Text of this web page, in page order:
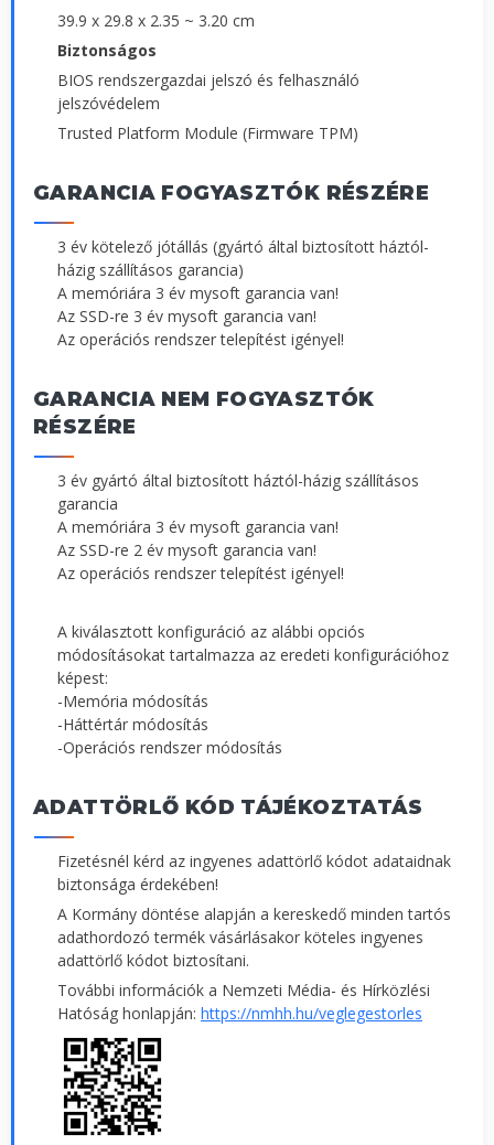
39.9 x 29.8 x 2.35 ~ 3.20 cm
Biztonságos
BIOS rendszergazdai jelszó és felhasználó
jelszóvédelem
Trusted Platform Module (Firmware TPM)
GARANCIA FOGYASZTÓK RÉSZÉRE
3 év kötelező jótállás (gyártó által biztosított háztól-
házig szállításos garancia)
A memóriára 3 év mysoft garancia van!
Az SSD-re 3 év mysoft garancia van!
Az operációs rendszer telepítést igényel!
GARANCIA NEM FOGYASZTÓK
RÉSZÉRE
3 év gyártó által biztosított háztól-házig szállításos
garancia
A memóriára 3 év mysoft garancia van!
Az SSD-re 2 év mysoft garancia van!
Az operációs rendszer telepítést igényel!
A kiválasztott konfiguráció az alábbi opciós
módosításokat tartalmazza az eredeti konfigurációhoz
képest:
-Memória módosítás
-Háttértár módosítás
-Operációs rendszer módosítás
ADATTÖRLŐ KÓD TÁJÉKOZTATÁS
Fizetésnél kérd az ingyenes adattörlő kódot adataidnak
biztonsága érdekében!
A Kormány döntése alapján a kereskedő minden tartós
adathordozó termék vásárlásakor köteles ingyenes
adattörlő kódot biztosítani.
További információk a Nemzeti Média- és Hírközlési
Hatóság honlapján: https://nmhh.hu/veglegestorles